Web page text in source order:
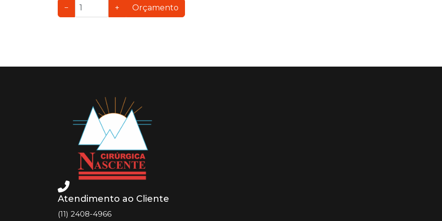
− + Orçamento
Atendimento ao Cliente
(11) 2408-4966